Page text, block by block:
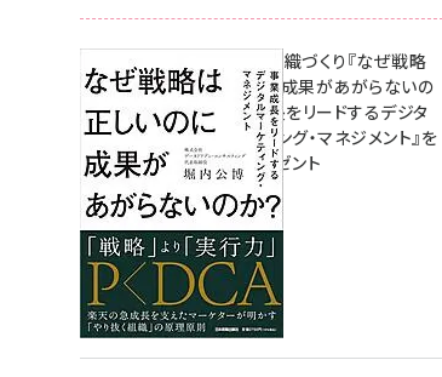
成果を生む組織づくり『なぜ戦略
は正しいのに成果があがらないの
か？ 事業成長をリードするデジタ
ルマーケティング・マネジメント』を
3名様にプレゼント
10:00